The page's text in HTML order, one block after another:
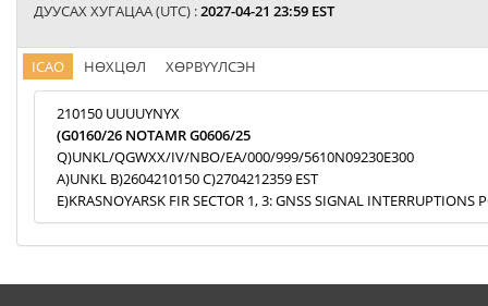
ДУУСАХ ХУГАЦАА (UTC) :2027-04-21 23:59 EST
ICAO НӨХЦӨЛ ХӨРВҮҮЛСЭН
210150 UUUUYNYX
(G0160/26 NOTAMR G0606/25
Q)UNKL/QGWXX/IV/NBO/EA/000/999/5610N09230E300
A)UNKL B)2604210150 C)2704212359 EST
E)KRASNOYARSK FIR SECTOR 1, 3: GNSS SIGNAL INTERRUPTIONS